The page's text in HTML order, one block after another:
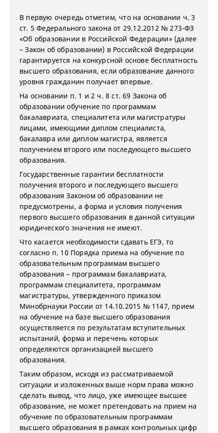
В первую очередь отметим, что на основании ч. 3
ст. 5 Федерального закона от 29.12.2012 № 273-ФЗ
«Об образовании в Российской Федерации» (далее
– Закон об образовании) в Российской Федерации
гарантируется на конкурсной основе бесплатность
высшего образования, если образование данного
уровня гражданин получает впервые.
На основании п. 1 и 2 ч. 8 ст. 69 Закона об
образовании обучение по программам
бакалавриата, специалитета или магистратуры
лицами, имеющими диплом специалиста,
бакалавра или диплом магистра, является
получением второго или последующего высшего
образования.
Государственные гарантии бесплатности
получения второго и последующего высшего
образования Законом об образовании не
предусмотрены, а форма и условия получения
первого высшего образования в данной ситуации
юридического значения не имеют.
Что касается необходимости сдавать ЕГЭ, то
согласно п. 10 Порядка приема на обучение по
образовательным программам высшего
образования – программам бакалавриата,
программам специалитета, программам
магистратуры, утвержденного приказом
Минобрнауки России от 14.10.2015 № 1147, прием
на обучение на базе высшего образования
осуществляется по результатам вступительных
испытаний, форма и перечень которых
определяются организацией высшего
образования.
Таким образом, исходя из рассматриваемой
ситуации и изложенных выше норм права можно
сделать вывод, что лицо, уже имеющее высшее
образование, не может претендовать на прием на
обучение по образовательным программам
высшего образования в рамках контрольных цифр